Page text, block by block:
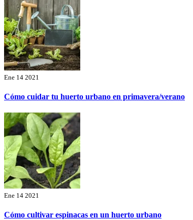
Ene 14 2021
Cómo cuidar tu huerto urbano en primavera/verano
Ene 14 2021
Cómo cultivar espinacas en un huerto urbano